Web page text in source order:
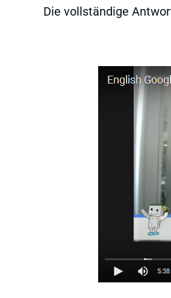
Die vollständige